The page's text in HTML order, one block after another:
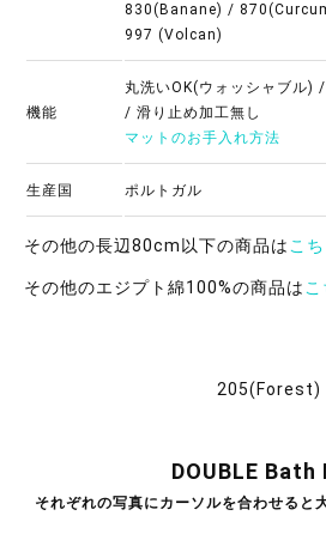
830(Banane) /
997 (Volcan)
機能
丸洗いOK(ウォッシャブル)
/ 滑り止め加工無し
マットのお手入れ方法
生産国 ポルトガル
その他の長辺80cm以下の商品は こ
その他のエジプト綿100%の商品は
205(Forest)
DOUBLE Bath
それぞれの写真にカーソルを合わせると